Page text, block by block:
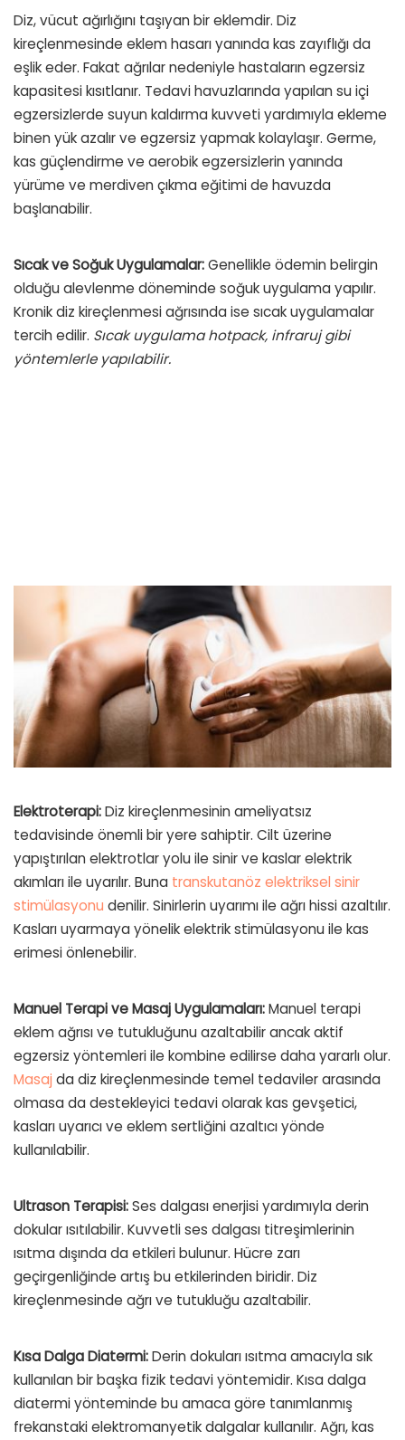
Diz, vücut ağırlığını taşıyan bir eklemdir. Diz
kireçlenmesinde eklem hasarı yanında kas zayıflığı da
eşlik eder. Fakat ağrılar nedeniyle hastaların egzersiz
kapasitesi kısıtlanır. Tedavi havuzlarında yapılan su içi
egzersizlerde suyun kaldırma kuvveti yardımıyla ekleme
binen yük azalır ve egzersiz yapmak kolaylaşır. Germe,
kas güçlendirme ve aerobik egzersizlerin yanında
yürüme ve merdiven çıkma eğitimi de havuzda
başlanabilir.
Sıcak ve Soğuk Uygulamalar:Genellikle ödemin belirgin
olduğu alevlenme döneminde soğuk uygulama yapılır.
Kronik diz kireçlenmesi ağrısında ise sıcak uygulamalar
tercih edilir. Sıcak uygulama hotpack, infraruj gibi
yöntemlerle yapılabilir.
Elektroterapi:Diz kireçlenmesinin ameliyatsız
tedavisinde önemli bir yere sahiptir. Cilt üzerine
yapıştırılan elektrotlar yolu ile sinir ve kaslar elektrik
akımları ile uyarılır. Buna transkutanöz elektriksel sinir
stimülasyonu denilir. Sinirlerin uyarımı ile ağrı hissi azaltılır.
Kasları uyarmaya yönelik elektrik stimülasyonu ile kas
erimesi önlenebilir.
Manuel Terapi ve Masaj Uygulamaları:Manuel terapi
eklem ağrısı ve tutukluğunu azaltabilir ancak aktif
egzersiz yöntemleri ile kombine edilirse daha yararlı olur.
Masaj da diz kireçlenmesinde temel tedaviler arasında
olmasa da destekleyici tedavi olarak kas gevşetici,
kasları uyarıcı ve eklem sertliğini azaltıcı yönde
kullanılabilir.
Ultrason Terapisi:Ses dalgası enerjisi yardımıyla derin
dokular ısıtılabilir. Kuvvetli ses dalgası titreşimlerinin
ısıtma dışında da etkileri bulunur. Hücre zarı
geçirgenliğinde artış bu etkilerinden biridir. Diz
kireçlenmesinde ağrı ve tutukluğu azaltabilir.
Kısa Dalga Diatermi:Derin dokuları ısıtma amacıyla sık
kullanılan bir başka fizik tedavi yöntemidir. Kısa dalga
diatermi yönteminde bu amaca göre tanımlanmış
frekanstaki elektromanyetik dalgalar kullanılır. Ağrı, kas